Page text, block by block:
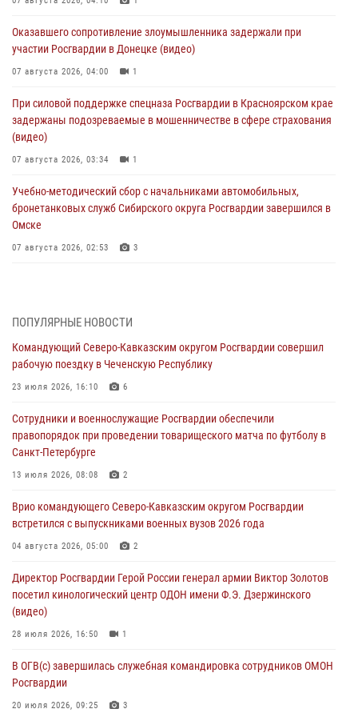
Оказавшего сопротивление злоумышленника задержали при
участии Росгвардии в Донецке (видео)
07 августа 2026, 04:00 1
При силовой поддержке спецназа Росгвардии в Красноярском крае
задержаны подозреваемые в мошенничестве в сфере страхования
(видео)
07 августа 2026, 03:34 1
Учебно-методический сбор с начальниками автомобильных,
бронетанковых служб Сибирского округа Росгвардии завершился в
Омске
07 августа 2026, 02:53 3
В Нижнем Новгороде состоялось Всероссийское совещание-
семинар по вопросам развития вневедомственной охраны
06 августа 2026, 14:47 10 1
В Брянске сотрудники и военнослужащие Росгвардии почтили
память Героя России Олега Визнюка
В кинологическом центре Уральского округа Росгвардии почтили
память товарищей, погибших при исполнении воинского долга
В Центральном округе Росгвардии прошли мероприятия к
108‑летию генерала армии И.К. Яковлева
06 августа 2026, 13:24
ПОПУЛЯРНЫЕ НОВОСТИ
Командующий Северо-Кавказским округом Росгвардии совершил
рабочую поездку в Чеченскую Республику
23 июля 2026, 16:10 6
Сотрудники и военнослужащие Росгвардии обеспечили
правопорядок при проведении товарищеского матча по футболу в
Санкт-Петербурге
13 июля 2026, 08:08 2
Врио командующего Северо-Кавказским округом Росгвардии
встретился с выпускниками военных вузов 2026 года
04 августа 2026, 05:00 2
Директор Росгвардии Герой России генерал армии Виктор Золотов
посетил кинологический центр ОДОН имени Ф.Э. Дзержинского
(видео)
28 июля 2026, 16:50 1
В ОГВ(с) завершилась служебная командировка сотрудников ОМОН
Росгвардии
20 июля 2026, 09:25 3